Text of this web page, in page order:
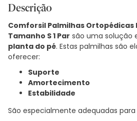
Descrição
Comforsil Palmilhas Ortopédicas
Tamanho S 1 Par são uma solução
planta do pé. Estas palmilhas são
oferecer:
Suporte
Amortecimento
Estabilidade
São especialmente adequadas